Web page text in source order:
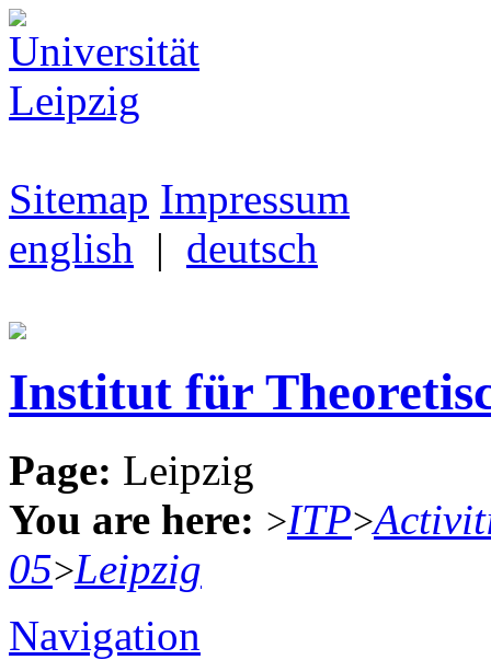
Sitemap Impressum
english | deutsch
Institut für
Page: Leipzig
You are here: >ITP>
05>Leipzig
Navigation